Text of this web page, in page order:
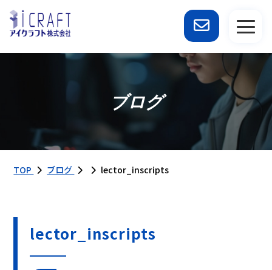
ブログ
TOP ブログ lector_inscripts
lector_inscripts